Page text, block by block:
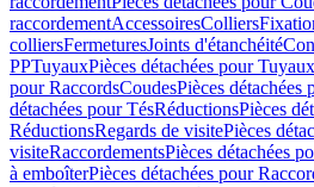
raccordementAccessoiresColliers
colliersFermeturesJoints d'étanchéité
PPTuyauxPièces détachées pour Tuyaux
pour RaccordsCoudesPièces détachées
détachées pour TésRéductionsPièces
RéductionsRegards de visitePièces
visiteRaccordementsPièces détachées
à emboîterPièces détachées pour